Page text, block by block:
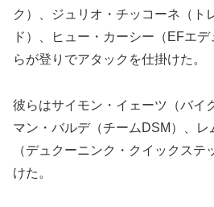
ク）、ジュリオ・チッコーネ（ト
ド）、ヒュー・カーシー（EFエデ
らが登りでアタックを仕掛けた。
彼らはサイモン・イェーツ（バイ
マン・バルデ（チームDSM）、
（デュクーニンク・クイックステ
けた。